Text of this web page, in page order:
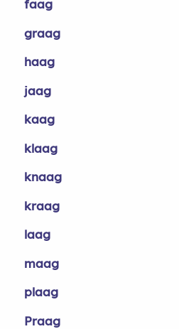
faag
graag
haag
jaag
kaag
klaag
knaag
kraag
laag
maag
plaag
Praag